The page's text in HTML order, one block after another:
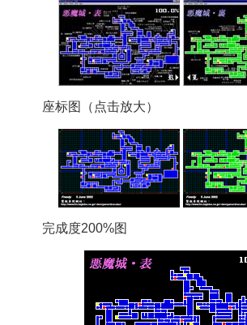
座标图（点击放大）
完成度200%图